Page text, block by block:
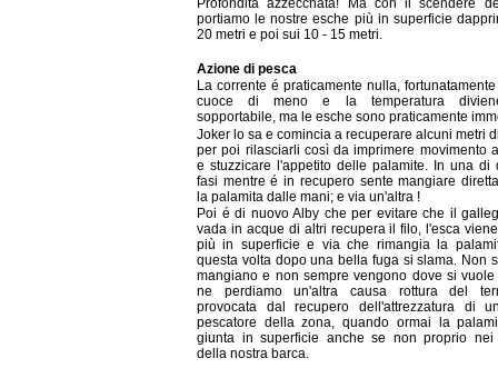
Profondità azzecchata! Ma con il scendere
portiamo le nostre esche più in superficie
20 metri e poi sui 10 - 15 metri.
Azione di pesca
La corrente é praticamente nulla,
cuoce di meno e la temperatura
sopportabile, ma le esche sono praticamente
Joker lo sa e comincia a recuperare alcuni metri
per poi rilasciarli così da imprimere movimento
e stuzzicare l'appetito delle palamite. In una di
fasi mentre é in recupero sente mangiare
la palamita dalle mani; e via un'altra !
Poi é di nuovo Alby che per evitare che il
vada in acque di altri recupera il filo, l'esca
più in superficie e via che rimangia la
questa volta dopo una bella fuga si slama. Non
mangiano e non sempre vengono dove si
ne perdiamo un'altra causa rottura del
provocata dal recupero dell'attrezzatura di
pescatore della zona, quando ormai la
giunta in superficie anche se non proprio nei
della nostra barca.